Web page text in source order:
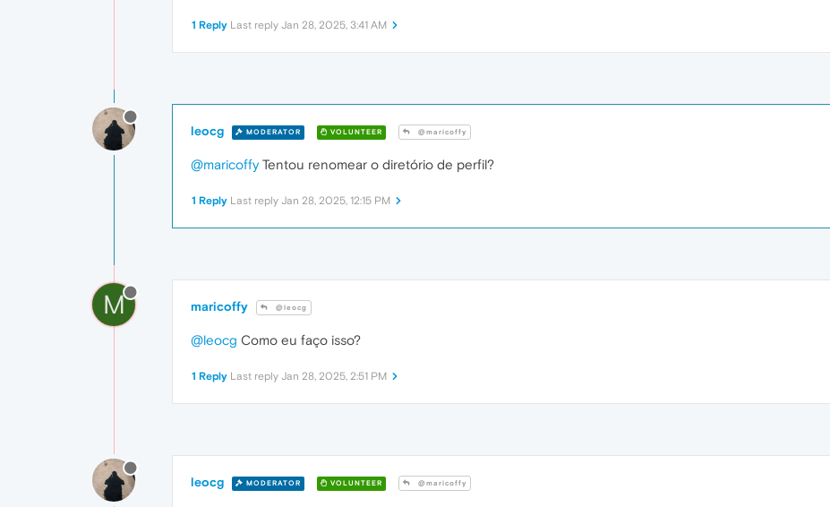
1 Reply Last reply Jan 28, 2025, 3:41 AM
leocg MODERATOR VOLUNTEER @maricoffy
@maricoffyTentou renomear o diretório de perfil?
1 Reply Last reply Jan 28, 2025, 12:15 PM
M maricoffy @leocg
@leocg Como eu faço isso?
1 Reply Last reply Jan 28, 2025, 2:51 PM
leocg MODERATOR VOLUNTEER @maricoffy